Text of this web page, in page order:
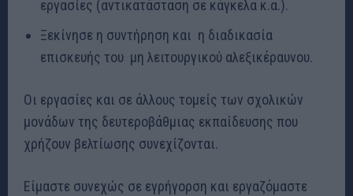
εργασίες (αντικατάσταση σε κάγκελα κ.α.).
Ξεκίνησε η συντήρηση και η διαδικασία
επισκευής του μη λειτουργικού αλεξικέραυνου.
Οι εργασίες και σε άλλους τομείς των σχολικών
μονάδων της δευτεροβάθμιας εκπαίδευσης που
χρήζουν βελτίωσης συνεχίζονται.
Είμαστε συνεχώς σε εγρήγορση και εργαζόμαστε